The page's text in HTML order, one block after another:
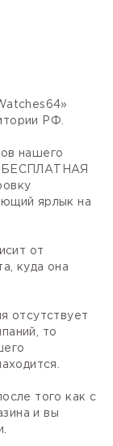
РФ.
нашего
БЕСПЛАТНАЯ
ярлык на
от
куда она
отсутствует
то
того как с
и вы